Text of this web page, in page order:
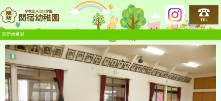
関宿幼稚園
関宿幼稚園